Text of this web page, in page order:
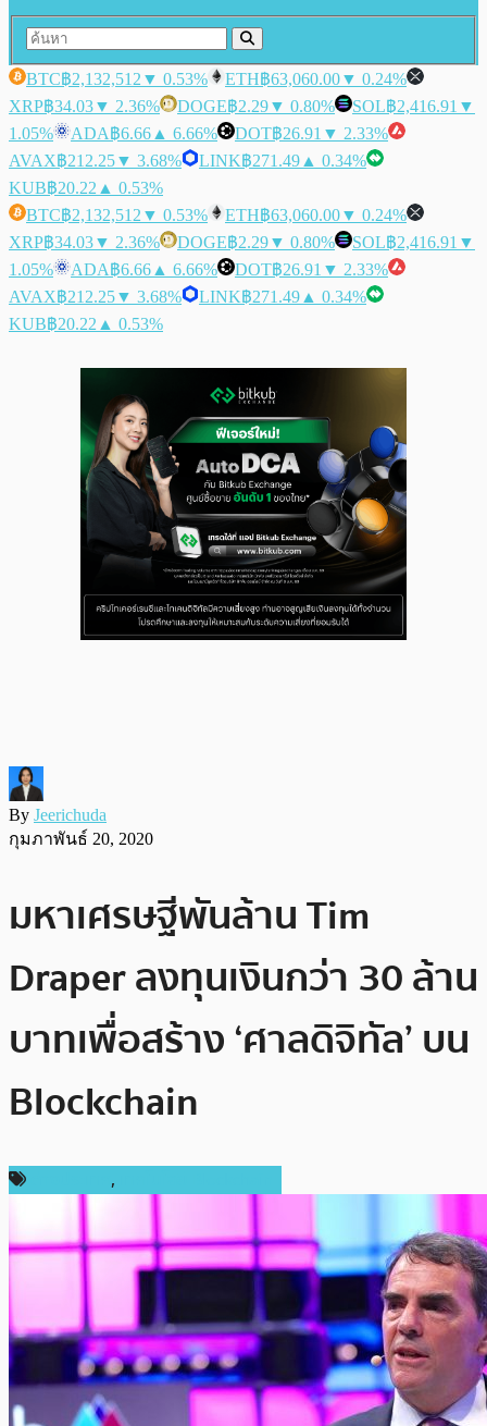
BTC฿2,132,512 ▼ 0.53% ETH฿63,060.00▼ 0.24%
XRP฿34.03▼ 2.36% DOGE฿2.29▼ 0.80% SOL฿2,416.91 ▼
1.05%
ADA฿6.66 ▲ 6.66% DOT฿26.91 ▼ 2.33%
AVAX฿212.25▼ 3.68% LINK฿271.49 ▲ 0.34%
KUB฿20.22 ▲ 0.53%
BTC฿2,132,512 ▼ 0.53% ETH฿63,060.00▼ 0.24%
XRP฿34.03▼ 2.36% DOGE฿2.29▼ 0.80% SOL฿2,416.91 ▼
1.05%
ADA฿6.66 ▲ 6.66% DOT฿26.91 ▼ 2.33%
AVAX฿212.25▼ 3.68% LINK฿271.49 ▲ 0.34%
KUB฿20.22 ▲ 0.53%
By Jeerichuda
กุมภาพันธ์ 20, 2020
มหาเศรษฐีพันล้าน Tim
Draper ลงทุนเงินกว่า 30 ล้าน
บาทเพื่อสร้าง ‘ศาลดิจิทัล’ บน
Blockchain
,